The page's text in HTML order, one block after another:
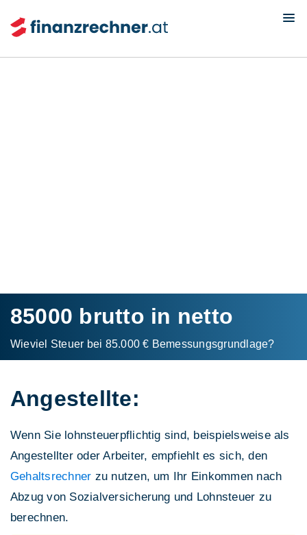
85000 brutto in netto
Wieviel Steuer bei 85.000 € Bemessungs­grundlage?
Angestellte:
Wenn Sie lohnsteuerpflichtig sind, beispielsweise als
Angestellter oder Arbeiter, empfiehlt es sich, den
Gehaltsrechner zu nutzen, um Ihr Einkommen nach
Abzug von Sozialversicherung und Lohnsteuer zu
berechnen.